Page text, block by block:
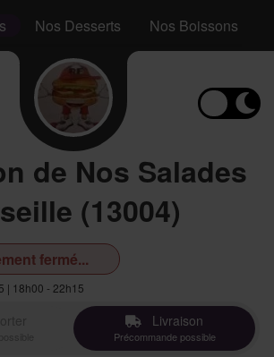
Nos Desserts Nos Boissons
de Nos Salades
(13004)
fermé...
| 18h00 - 22h15
Livraison
Précommande possible